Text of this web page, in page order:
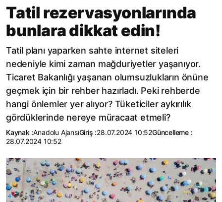
Tatil rezervasyonlarında
bunlara dikkat edin!
Tatil planı yaparken sahte internet siteleri
nedeniyle kimi zaman mağduriyetler yaşanıyor.
Ticaret Bakanlığı yaşanan olumsuzlukların önüne
geçmek için bir rehber hazırladı. Peki rehberde
hangi önlemler yer alıyor? Tüketiciler aykırılık
gördüklerinde nereye müracaat etmeli?
Kaynak :Anadolu AjansıGiriş :28.07.2024 10:52Güncelleme :
28.07.2024 10:52